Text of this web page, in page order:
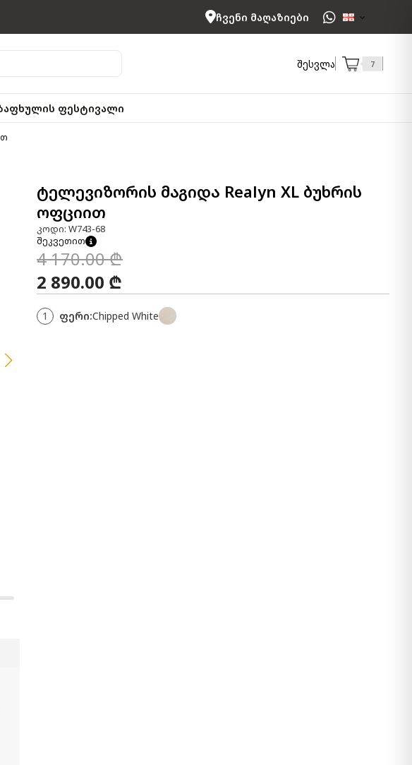
ჩვენი მაღაზიები
შესვლა 7
ფესტივალი
ტელევიზორის მაგიდა Realyn XL ბუხრის
ოფციით
კოდი: W743-68
შეკვეთით
4 170.00 ₾
2 890.00 ₾
1 ფერი:Chipped White